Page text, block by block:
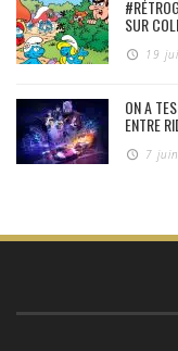
SUR
19
ON A
ENTRE
7